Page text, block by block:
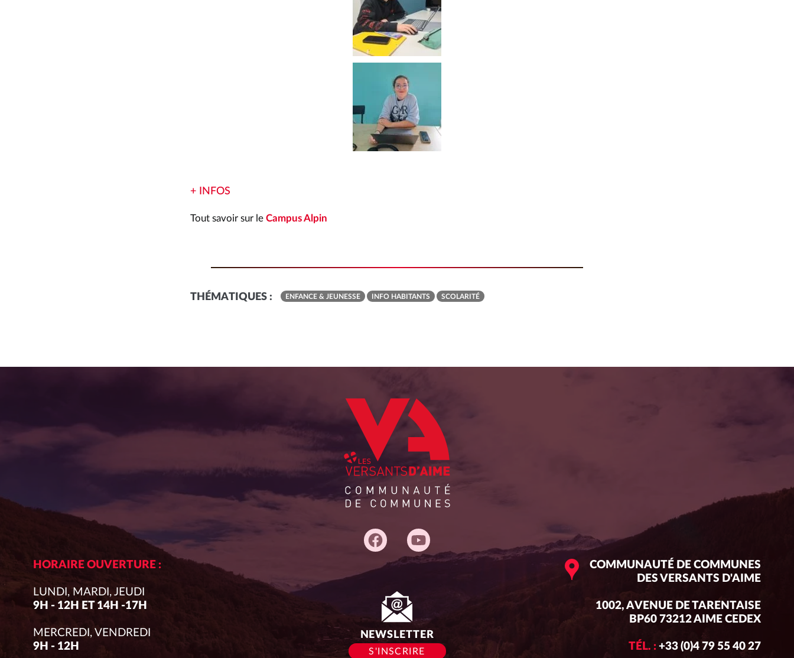
+ INFOS
Tout savoir sur le Campus Alpin
THÉMATIQUES : ENFANCE & JEUNESSE INFO HABITANTS SCOLARITÉ
HORAIRE OUVERTURE :
LUNDI, MARDI, JEUDI
9H - 12H ET 14H -17H
MERCREDI, VENDREDI
9H - 12H
NEWSLETTER
S'INSCRIRE
siège :
COMMUNAUTÉ DE COMMUNES
DES VERSANTS D'AIME
1002, AVENUE DE TARENTAISE
BP60 73212 AIME CEDEX
TÉL. : +33 (0)4 79 55 40 27